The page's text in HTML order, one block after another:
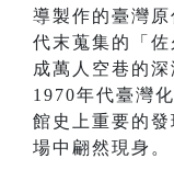
導製作的臺灣
代末蒐集的「
成萬人空巷的
1970年代臺灣
館史上重要的
場中翩然現身。